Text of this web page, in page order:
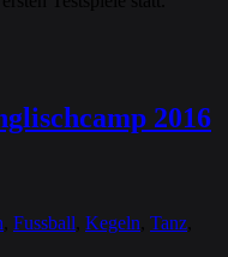
2016
Fussball Kegeln Tanz